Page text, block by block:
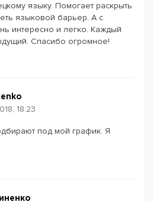
языку. Помогает раскрыть
языковой барьер. А с
интересно и легко. Каждый
Спасибо огромное!
18:23
под мой график. Я